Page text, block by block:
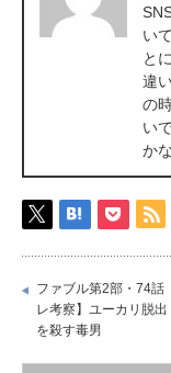
い
と
違
の
い
か
ファブル第2部・74話
レ考察】ユーカリ脱出
を殺す毒男